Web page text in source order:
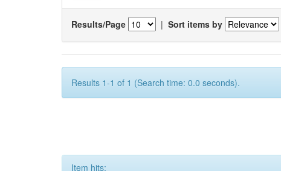
Results/Page | Sort items by
Results 1-1 of 1 (Search time: 0.0 seconds).
Item hits: